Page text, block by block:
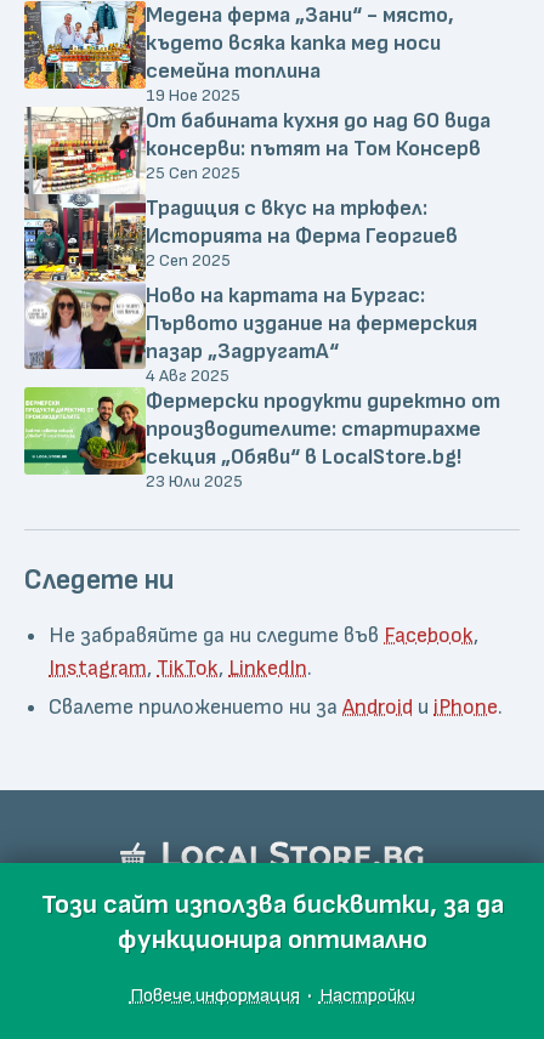
Медена ферма „Зани“ - място,
където всяка капка мед носи
семейна топлина
19 Ное 2025
От бабината кухня до над 60 вида
консерви: пътят на Том Консерв
25 Сеп 2025
Традиция с вкус на трюфел:
Историята на Ферма Георгиев
2 Сеп 2025
Ново на картата на Бургас:
Първото издание на фермерския
пазар „ЗадругатА“
4 Авг 2025
Фермерски продукти директно от
производителите: стартирахме
секция „Обяви“ в LocalStore.bg!
23 Юли 2025
Следете ни
Не забравяйте да ни следите във Facebook,
Instagram, TikTok, LinkedIn.
Свалете приложението ни за Android и iPhone.
Този сайт използва бисквитки, за да
функционира оптимално
Повече информация · Настройки